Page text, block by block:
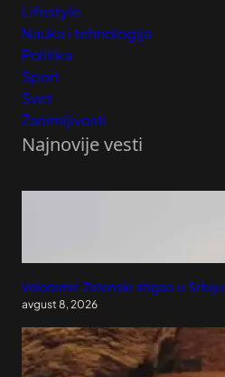
Lifestyle
Nauka i tehnologija
Politika
Sport
Svet
Zanimljivosti
Najnovije vesti
Volodimir Zelenski stigao u Srbiju
avgust 8, 2026